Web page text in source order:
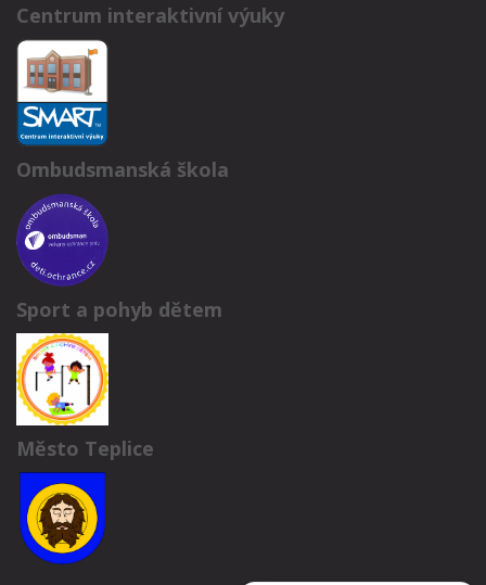
Centrum interaktivní výuky
Ombudsmanská škola
Sport a pohyb dětem
Město Teplice